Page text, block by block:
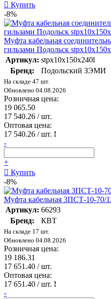
Купить
-8%
Муфта кабельная
гильзами Подольск
Артикул: stpx10x150x240l
Бренд:
Подольский ЗЭМИ
На складе 47 шт.
Обновлено 04.08.2026
Розничная цена:
19 065.50
17 540.26 / шт.
Оптовая цена:
17 540.26 / шт. !
-
+
Купить
-8%
Муфта кабельная 3ПСТ-10-70/
Артикул: 66293
Бренд:
КВТ
На складе 17 шт.
Обновлено 04.08.2026
Розничная цена:
19 186.31
17 651.40 / шт.
Оптовая цена:
17 651.40 / шт. !
-